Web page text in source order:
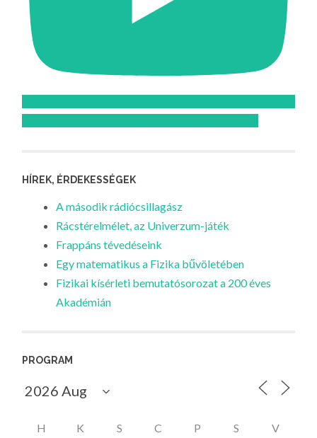
HÍREK, ÉRDEKESSÉGEK
A második rádiócsillagász
Rácstérelmélet, az Univerzum-játék
Frappáns tévedéseink
Egy matematikus a Fizika bűvöletében
Fizikai kísérleti bemutatósorozat a 200 éves
Akadémián
PROGRAM
H K S C P S V